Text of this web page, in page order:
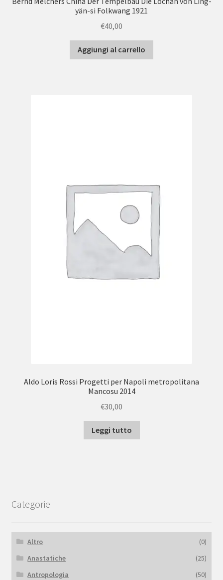
yän-si Folkwang 1921
€40,00
Aggiungi al carrello
Aldo Loris Rossi Progetti per Napoli metropolitana
Mancosu 2014
€30,00
Leggi tutto
Categorie
Altro
(0)
Anastatiche
(25)
Antropologia
(50)